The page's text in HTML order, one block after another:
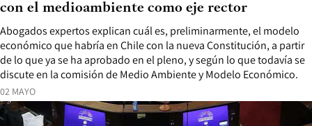
02 MAYO
Abogados expertos explican cuál es, preliminarmente, el modelo
económico que habría en Chile con la nueva Constitución, a partir
de lo que ya se ha aprobado en el pleno, y según lo que todavía se
discute en la comisión de Medio Ambiente y Modelo Económico.
con el medioambiente como eje rector